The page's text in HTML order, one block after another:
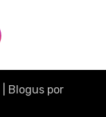
Blogus por